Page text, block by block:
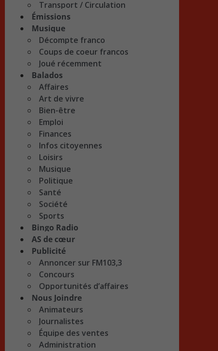
Transport / Circulation
Émissions
Musique
Décompte franco
Coups de coeur francos
Joué récemment
Balados
Affaires
Art de vivre
Bien-être
Emploi
Finances
Infos citoyennes
Loisirs
Musique
Politique
Santé
Société
Sports
Bingo Radio
AS de cœur
Publicité
Annoncer sur FM103,3
Concours
Opportunités d’affaires
Nous Joindre
Animateurs
Journalistes
Équipe des ventes
Administration